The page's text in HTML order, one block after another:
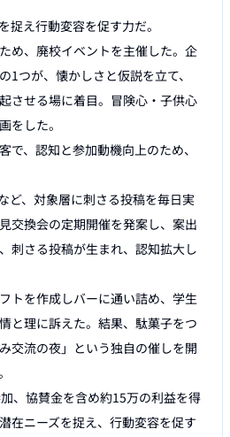
捉え行動変容を促す力だ。
め、廃校イベントを主催した。企
1つが、懐かしさと仮説を立て、
させる場に着目。冒険心・子供心
をした。
で、認知と参加動機向上のため、
ど、対象層に刺さる投稿を毎日実
交換会の定期開催を発案し、案出
刺さる投稿が生まれ、認知拡大し
トを作成しバーに通い詰め、学生
と理に訴えた。結果、駄菓子をつ
交流の夜」という独自の催しを開
、協賛金を含め約15万の利益を得
在ニーズを捉え、行動変容を促す